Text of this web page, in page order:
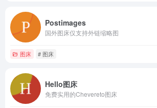
Postimages
国外图床仅支持外链缩略图
图床 # 图床
Hello图床
免费实用的Chevereto图床